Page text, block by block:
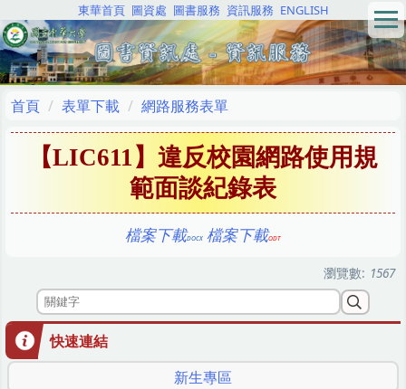
到
主
要
容
區
東華首頁 圖資處 圖書服務 資訊服務 ENGLISH
首頁 表單下載 網路服務表單
【LIC611】違反校園網路使用規
範面談紀錄表
檔案下載 檔案下載
瀏覽數: 1567
快速連結
新生專區